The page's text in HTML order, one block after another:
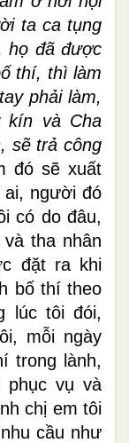
ta ca tụng
họ đã được
thí, thì làm
phải làm,
kín và Cha
sẽ trả công
đó sẽ xuất
người đó
có do đâu,
tha nhân
đặt ra khi
bố thí theo
lúc tôi đói,
mỗi ngày
trong lành,
phục vụ và
chị em tôi
cầu như